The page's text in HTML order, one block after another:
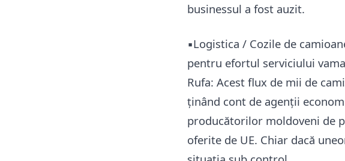
businessul a fost auzit.
▪️Logistica / Cozile de
pentru efortul serviciului
Rufa: Acest flux de mii de
ținând cont de agenții
producătorilor moldoveni de
oferite de UE. Chiar dacă